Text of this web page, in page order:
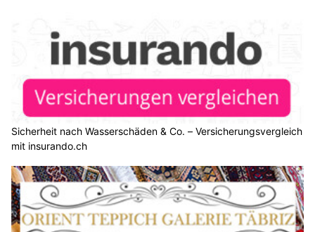
Sicherheit nach Wasserschäden & Co. – Versicherungsvergleich
mit insurando.ch